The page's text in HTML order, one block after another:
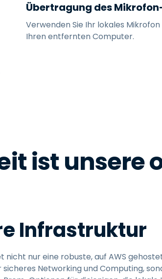
Übertragung des
Verwenden Sie Ihr lokales
Ihren entfernten Computer.
ist unsere
Infrastruktur
nicht nur eine robuste, auf AWS
Networking und Computing,